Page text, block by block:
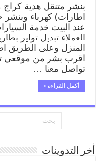
بنشر متنقل هدية كراج
اطارات) كهرباء
عند البيت خدمة
العملاء تبديل تواير
المنزل وعلى الطريق
تواصل معنا …
أكمل القراءة »
أخر التدوينات